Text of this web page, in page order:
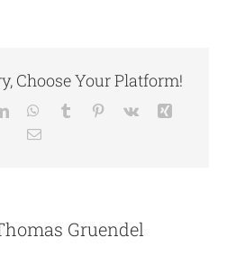
Choose Your Platform!
LinkedInWhatsApp
Tumblr Pinterest
Vk
E-
Gruendel